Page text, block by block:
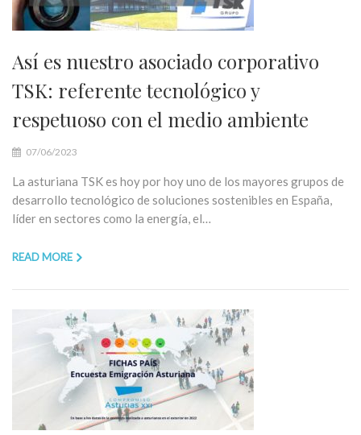
Así es nuestro asociado corporativo
TSK: referente tecnológico y
respetuoso con el medio ambiente
07/06/2023
La asturiana TSK es hoy por hoy uno de los mayores grupos de
desarrollo tecnológico de soluciones sostenibles en España,
líder en sectores como la energía, el…
READ MORE